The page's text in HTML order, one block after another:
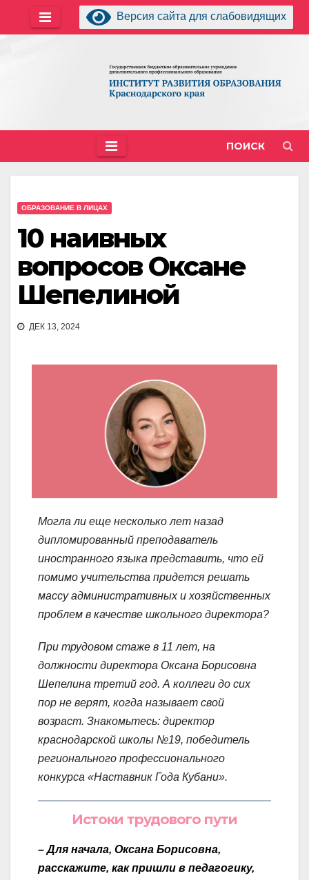
Версия сайта для слабовидящих
ПОИСК
ОБРАЗОВАНИЕ В ЛИЦАХ
10 наивных
вопросов Оксане
Шепелиной
ДЕК 13, 2024
Могла ли еще несколько лет назад
дипломированный преподаватель
иностранного языка представить, что ей
помимо учительства придется решать
массу административных и хозяйственных
проблем в качестве школьного директора?
При трудовом стаже в 11 лет, на
должности директора Оксана Борисовна
Шепелина третий год. А коллеги до сих
пор не верят, когда называет свой
возраст. Знакомьтесь: директор
краснодарской школы №19, победитель
регионального профессионального
конкурса «Наставник Года Кубани».
Истоки трудового пути
– Для начала, Оксана Борисовна,
расскажите, как пришли в педагогику,